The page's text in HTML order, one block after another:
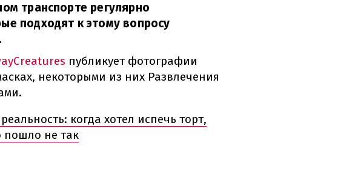
транспорте регулярно
подходят к этому вопросу
публикует фотографии
некоторыми из них Развлечения
когда хотел испечь торт,
пошло не так